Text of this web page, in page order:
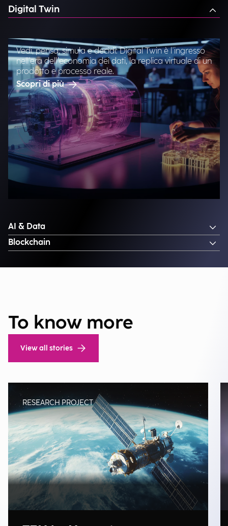
Digital Twin
Vedi, pensa, simula e decidi: Digital Twin è l'ingresso
nell'era dell’economia dei dati, la replica virtuale di un
prodotto e processo reale.
Scopri di più
AI & Data
Blockchain
To know more
View all stories
RESEARCH PROJECT